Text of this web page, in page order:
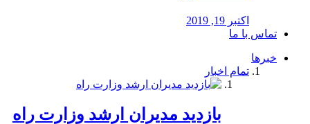
اکتبر 19, 2019
تماس با ما
خبرها
تمام اخبار
بازدید مدیران ارشد وزارت راه